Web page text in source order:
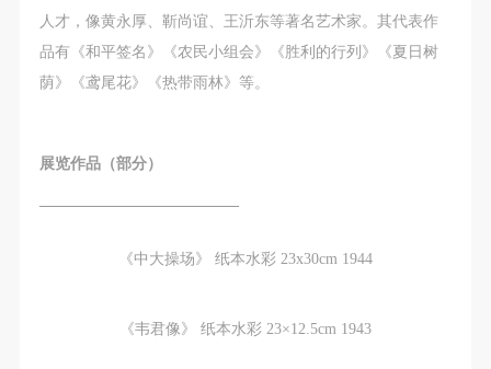
人才，像黄永厚、靳尚谊、王沂东等著名艺术家。其代表作
品有《和平签名》《农民小组会》《胜利的行列》《夏日树
荫》《鸢尾花》《热带雨林》等。
展览作品（部分）
—————————————
《中大操场》 纸本水彩 23x30cm 1944
《韦君像》 纸本水彩 23×12.5cm 1943